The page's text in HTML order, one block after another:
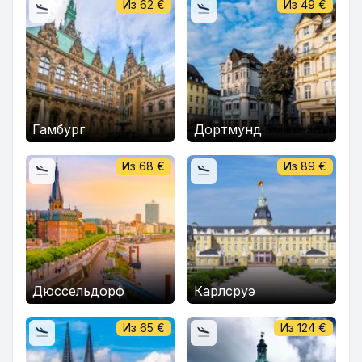
Гамбург
Из 62 €
Дортмунд
Из 49 €
Дюссельдорф
Из 68 €
Карлсруэ
Из 89 €
Из 65 € Из 124 €